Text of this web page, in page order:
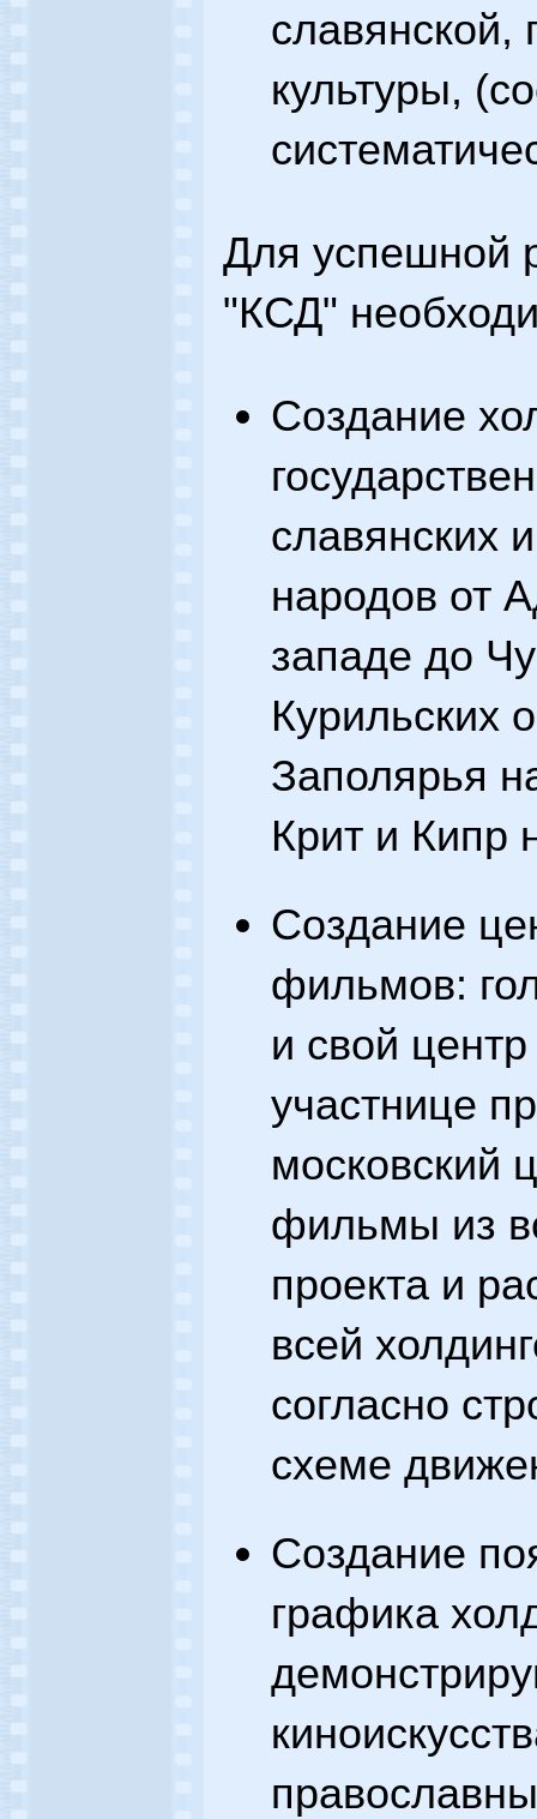
славянской,
культуры,
Для успешной
"КСД"
Создание
славянских
народов от
западе до
Курильских
Заполярья
Крит и Кипр
Создание
фильмов:
и свой
участнице
московский
фильмы из
проекта и
всей
согласно
схеме
Создание
графика